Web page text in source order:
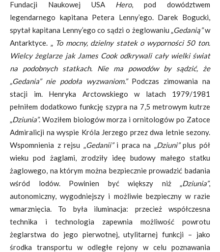
Fundacji Naukowej USA Hero, pod dowództwem
legendarnego kapitana Petera Lenny’ego. Darek Bogucki,
spytał kapitana Lenny’ego co sądzi o żeglowaniu „Gedanią”w
Antarktyce. „ To mocny, dzielny statek o wyporności 50 ton.
Wielcy żeglarze jak James Cook odkrywali cały wielki świat
na podobnych statkach. Nie ma powodów by sądzić, że
„Gedania” nie podoła wyzwaniom.”Podczas zimowania na
stacji im. Henryka Arctowskiego w latach 1979/1981
pełniłem dodatkowo funkcję szypra na 7,5 metrowym kutrze
„Dziunia”. Woziłem biologów morza i ornitologów po Zatoce
Admiralicji na wyspie Króla Jerzego przez dwa letnie sezony.
Wspomnienia z rejsu „Gedanii”i praca na „Dziuni”plus pół
wieku pod żaglami, zrodziły ideę budowy małego statku
żaglowego, na którym można bezpiecznie prowadzić badania
wśród lodów. Powinien być większy niż „Dziunia”,
autonomiczny, wygodniejszy i możliwie bezpieczny w razie
wmarznięcia. To była iluminacja: przecież współczesna
technika i technologia zapewnia możliwość powrotu
żeglarstwa do jego pierwotnej, utylitarnej funkcji – jako
środka transportu w odległe rejony w celu poznawania